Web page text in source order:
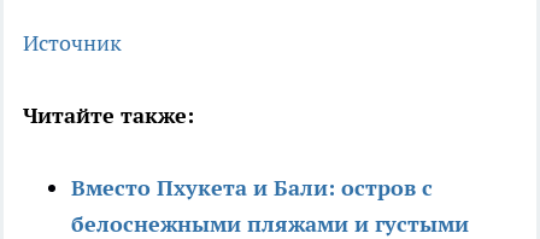
Источник
Читайте также:
Вместо Пхукета и Бали: остров с
белоснежными пляжами и густыми